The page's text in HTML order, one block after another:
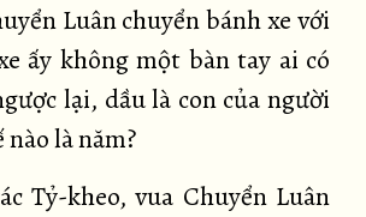
Luân chuyển bánh xe với
ấy không một bàn tay ai có
lại, dầu là con của người
là năm?
Tỷ-kheo, vua Chuyển Luân